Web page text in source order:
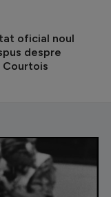
oficial noul
despre